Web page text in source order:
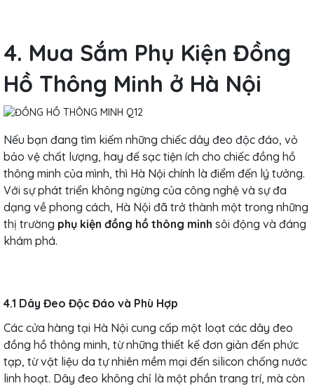
4. Mua Sắm Phụ Kiện Đồng
Hồ Thông Minh ở Hà Nội
Nếu bạn đang tìm kiếm những chiếc dây đeo độc đáo, vỏ
bảo vệ chất lượng, hay đế sạc tiện ích cho chiếc đồng hồ
thông minh của mình, thì Hà Nội chính là điểm đến lý tưởng.
Với sự phát triển không ngừng của công nghệ và sự đa
dạng về phong cách, Hà Nội đã trở thành một trong những
thị trường phụ kiện đồng hồ thông minh sôi động và đáng
khám phá.
4.1 Dây Đeo Độc Đáo và Phù Hợp
Các cửa hàng tại Hà Nội cung cấp một loạt các dây đeo
đồng hồ thông minh, từ những thiết kế đơn giản đến phức
tạp, từ vật liệu da tự nhiên mềm mại đến silicon chống nước
linh hoạt. Dây đeo không chỉ là một phần trang trí, mà còn